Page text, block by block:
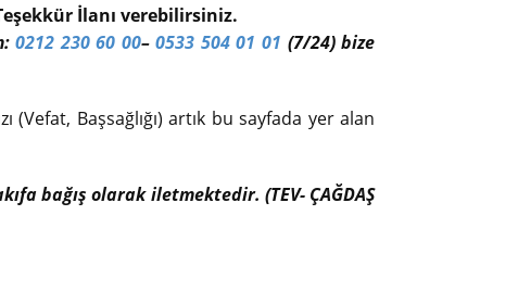
İlanı verebilirsiniz.
0212 230 60 00–0533 504 01 01 (7/24) bize
(Vefat, Başsağlığı) artık bu sayfada yer alan
bağış olarak iletmektedir. (TEV- ÇAĞDAŞ